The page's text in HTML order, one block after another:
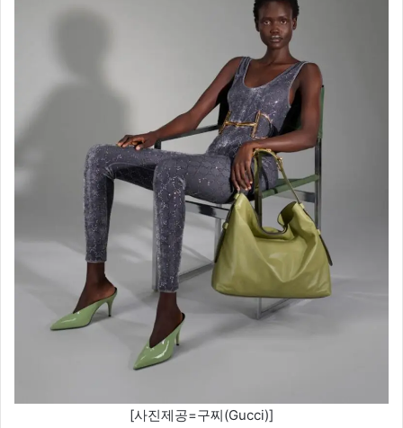
[사진제공=구찌(Gucci)]